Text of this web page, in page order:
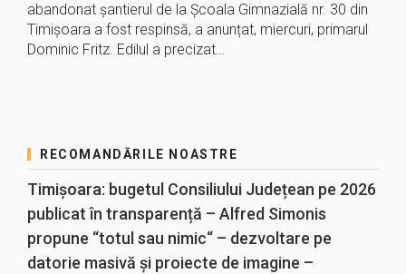
abandonat șantierul de la Școala Gimnazială nr. 30 din
Timișoara a fost respinsă, a anunțat, miercuri, primarul
Dominic Fritz. Edilul a precizat…
RECOMANDĂRILE NOASTRE
Timișoara: bugetul Consiliului Județean pe 2026
publicat în transparență – Alfred Simonis
propune “totul sau nimic“ – dezvoltare pe
datorie masivă și proiecte de imagine –